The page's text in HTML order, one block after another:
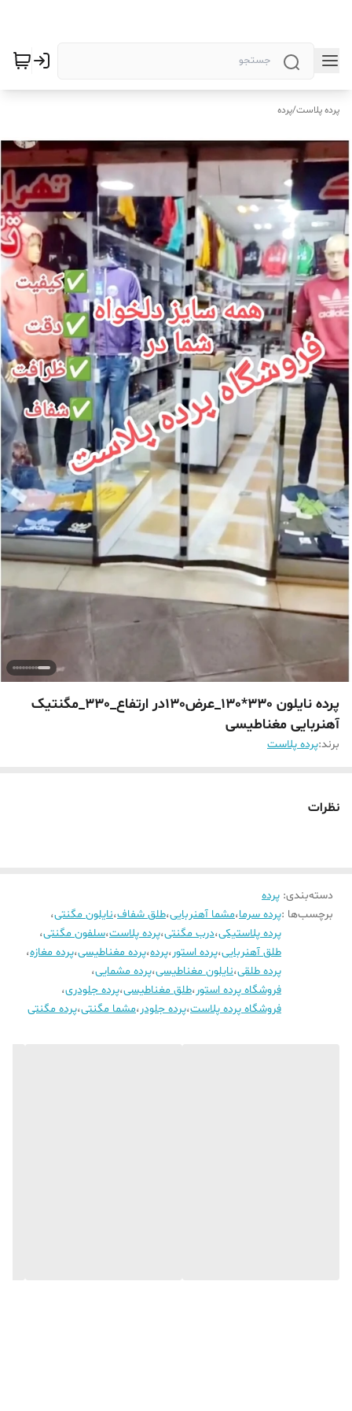
پرده پلاست/پرده
پرده نایلون 330*130_عرض130در ارتفاع_330_مگنتیک
آهنربایی مغناطیسی
برند:پرده پلاست
نظرات
دسته‌بندی: پرده
برچسب‌ها :پرده سرما،مشما آهنربایی،طلق شفاف،نایلون مگنتی،
پرده پلاستیکی،درب مگنتی،پرده پلاست،سلفون مگنتی،
طلق آهنربایی،پرده استور،پرده،پرده مغناطیسی،پرده مغازه،
پرده طلقی،نایلون مغناطیسی،پرده مشمایی،
فروشگاه پرده استور،طلق مغناطیسی،پرده جلودری،
فروشگاه پرده پلاست،پرده جلودر،مشما مگنتی،پرده مگنتی